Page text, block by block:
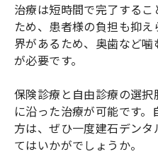
治療は短時間で完了する
ため、患者様の負担も抑
界があるため、奥歯など
が必要です。
保険診療と自由診療の選
に沿った治療が可能です
方は、ぜひ一度建石デン
てはいかがでしょうか。